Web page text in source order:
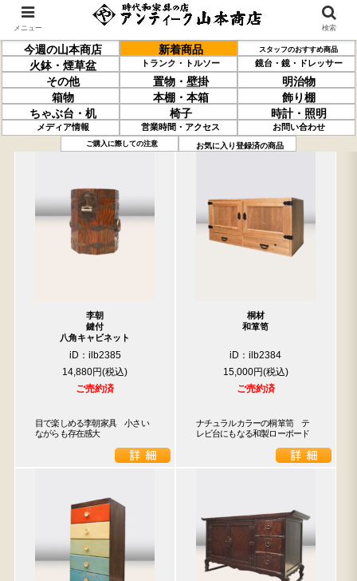
今週の山本商店 新着商品 スタッフのおすすめ商品
火鉢・煙草盆 トランク・トルソー 鏡台・鏡・ドレッサー
その他 置物・壁掛
明治物
箱物
本棚・本箱
飾り棚
ちゃぶ台・机
椅子 時計・照明
メディア情報 営業時間・アクセス お問い合わせ
ご購入に際しての注意 お気に入り登録済の商品
過去の取り扱い商品(4月10日分) 売約済の商品を非表示にする
李朝
鍵付
八角キャビネット
iD：ilb2385
14,880円
ご売約済
目で楽しめる李朝家具　小さい
ながらも存在感大
桐材
和箪笥
iD：ilb2384
15,000円
ご売約済
ナチュラルカラーの桐箪笥　テ
レビ台にもなる和製ローボード
メニュー 検索